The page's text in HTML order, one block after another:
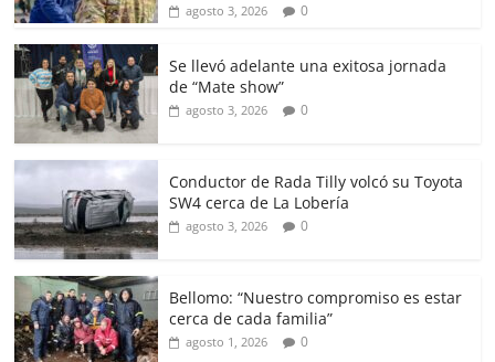
agosto 3, 2026 0
Se llevó adelante una exitosa jornada
de “Mate show”
agosto 3, 2026 0
Conductor de Rada Tilly volcó su Toyota
SW4 cerca de La Lobería
agosto 3, 2026 0
Bellomo: “Nuestro compromiso es estar
cerca de cada familia”
agosto 1, 2026 0